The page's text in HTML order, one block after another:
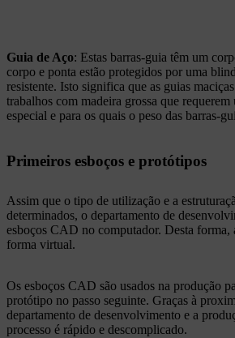
Guia de Aço: Estas barras-guia têm um
corpo e ponta estão protegidos por uma
resistente. Isto significa que as guias
trabalhos com madeira grossa que requerem
especial e para os quais o peso das barras-
Primeiros esboços e protótipos
Assim que o tipo de utilização e a
determinados, o departamento de
esboços CAD no computador. Desta forma,
forma virtual.
Os esboços CAD são usados na produção
protótipo no passo seguinte. Graças à
departamento de desenvolvimento e a
processo é rápido e descomplicado.